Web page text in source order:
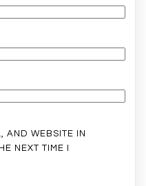
AND WEBSITE IN
NEXT TIME I